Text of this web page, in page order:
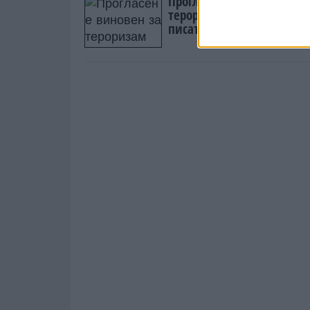
тероризам напаѓачот на
писателот Салман Ружди